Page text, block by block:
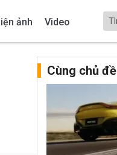
ảnh Video
Cùng chủ đề